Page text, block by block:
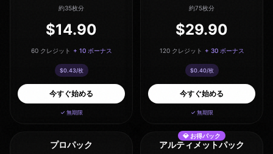
約35枚分
$14.90
60 クレジット + 10 ボーナス
$0.43/枚
今すぐ始める
✓ 無期限
約75枚分
$29.90
120 クレジット + 30 ボーナス
$0.40/枚
今すぐ始める
✓ 無期限
プロパック
💎 お得パック
アルティメットパック